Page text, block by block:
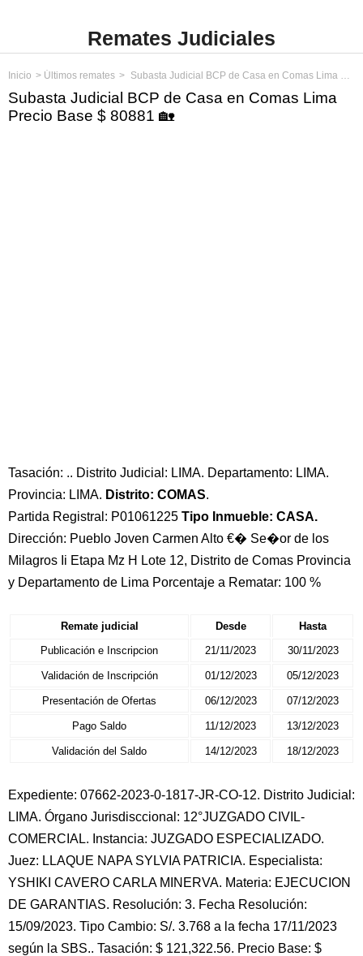
Remates Judiciales
Inicio Últimos remates Subasta Judicial BCP de Casa en Comas Lima Precio Base $ 80881
Subasta Judicial BCP de Casa en Comas Lima
Precio Base $ 80881 🏡
Tasación: .. Distrito Judicial: LIMA. Departamento: LIMA.
Provincia: LIMA. Distrito: COMAS.
Partida Registral: P01061225 Tipo Inmueble: CASA.
Dirección: Pueblo Joven Carmen Alto €� Se�or de los
Milagros Ii Etapa Mz H Lote 12, Distrito de Comas Provincia
y Departamento de Lima Porcentaje a Rematar: 100 %
Remate judicial Desde
Hasta
Publicación e Inscripcion
21/11/2023 30/11/2023
Validación de Inscripción 01/12/2023 05/12/2023
Presentación de Ofertas 06/12/2023 07/12/2023
Pago Saldo 11/12/2023 13/12/2023
Validación del Saldo 14/12/2023 18/12/2023
Expediente: 07662-2023-0-1817-JR-CO-12. Distrito Judicial:
LIMA. Órgano Jurisdisccional: 12°JUZGADO CIVIL-
COMERCIAL. Instancia: JUZGADO ESPECIALIZADO.
Juez: LLAQUE NAPA SYLVIA PATRICIA. Especialista:
YSHIKI CAVERO CARLA MINERVA. Materia: EJECUCION
DE GARANTIAS. Resolución: 3. Fecha Resolución:
15/09/2023. Tipo Cambio: S/. 3.768 a la fecha 17/11/2023
según la SBS.. Tasación: $ 121,322.56. Precio Base: $